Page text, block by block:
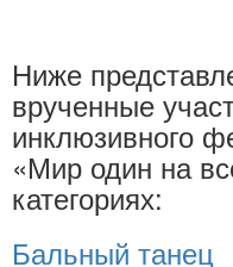
Ниже
врученные
инклюзивного
«Мир один на
категориях:
Бальный танец